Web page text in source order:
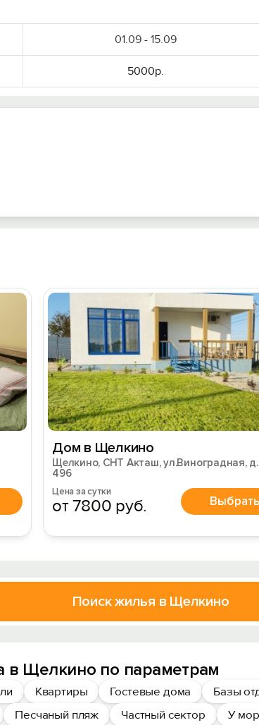
01.09 - 15.09
5000р.
Дом в Щелкино
Щелкино, СНТ Акташ, ул.Виноградная,
496
Цена за сутки
от 7800 руб. Выбрать
Поиск жилья в Щелкино
в Щелкино по параметрам
Квартиры Гостевые дома Базы
Песчаный пляж Частный сектор У